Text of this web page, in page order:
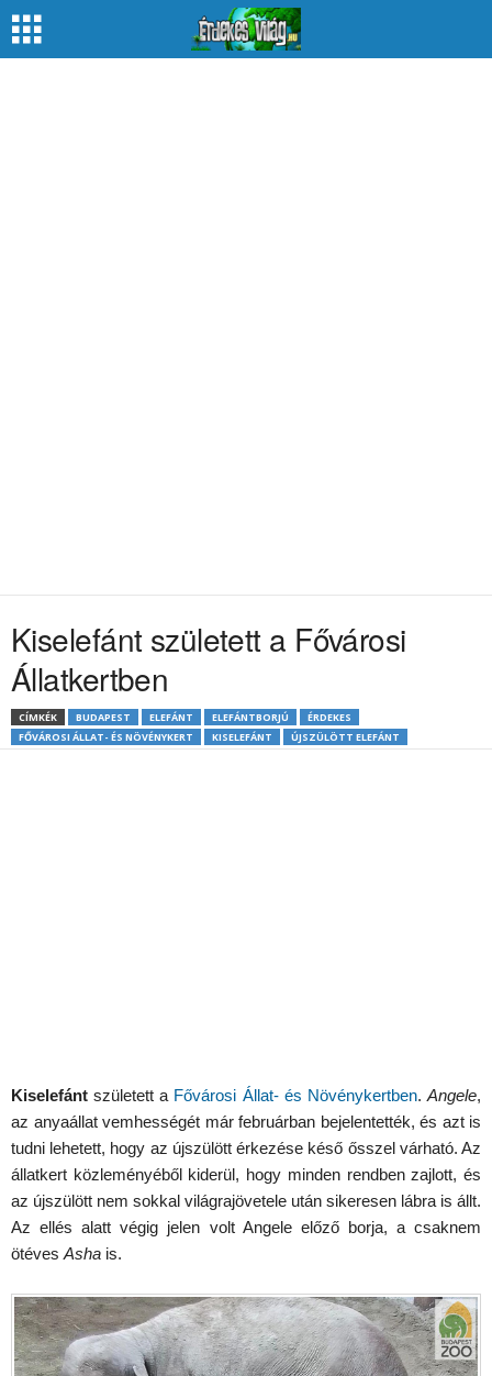
Kiselefánt született a Fővárosi
Állatkertben
CÍMKÉK BUDAPEST ELEFÁNT ELEFÁNTBORJÚ
ÉRDEKES
FŐVÁROSI ÁLLAT- ÉS NÖVÉNYKERT
KISELEFÁNT ÚJSZÜLÖTT ELEFÁNT
Kiselefánt született a Fővárosi Állat- és Növénykertben.Angele,
az anyaállat vemhességét már februárban bejelentették, és azt is
tudni lehetett, hogy az újszülött érkezése késő ősszel várható. Az
állatkert közleményéből kiderül, hogy minden rendben zajlott, és
az újszülött nem sokkal világrajövetele után sikeresen lábra is állt.
Az ellés alatt végig jelen volt Angele előző borja, a csaknem
ötéves Asha is.